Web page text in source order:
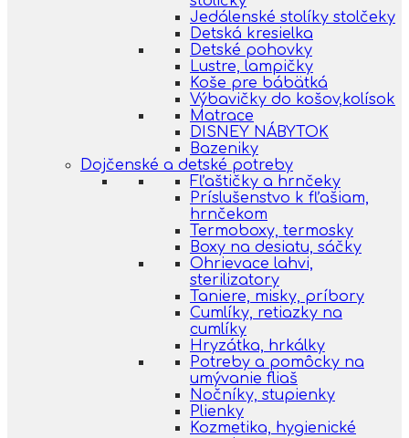
Jedálenské stolíky stolčeky
Detská kresielka
Detské pohovky
Lustre, lampičky
Koše pre bábätká
Výbavičky do košov,kolísok
Matrace
DISNEY NÁBYTOK
Bazeniky
Dojčenské a detské potreby
Fľaštičky a hrnčeky
Príslušenstvo k fľašiam,
hrnčekom
Termoboxy, termosky
Boxy na desiatu, sáčky
Ohrievace lahvi,
sterilizatory
Taniere, misky, príbory
Cumlíky, retiazky na
cumlíky
Hryzátka, hrkálky
Potreby a pomôcky na
umývanie fliaš
Nočníky, stupienky
Plienky
Kozmetika, hygienické